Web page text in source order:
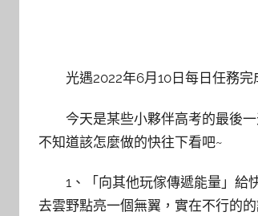
光遇2022年6月10日每日任務完
今天是某些小夥伴高考的最後
不知道該怎麼做的快往下看吧~
1、「向其他玩傢傳遞能量」給
去雲野點亮一個無翼，實在不行的